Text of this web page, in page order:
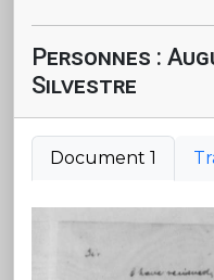
Personnes :
Silvestre
Document 1